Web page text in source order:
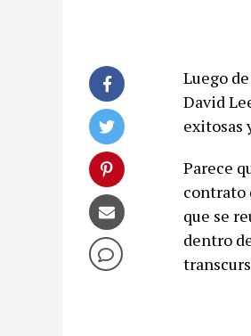
Luego
David
exitosas
Parece
contrato
que se
dentro